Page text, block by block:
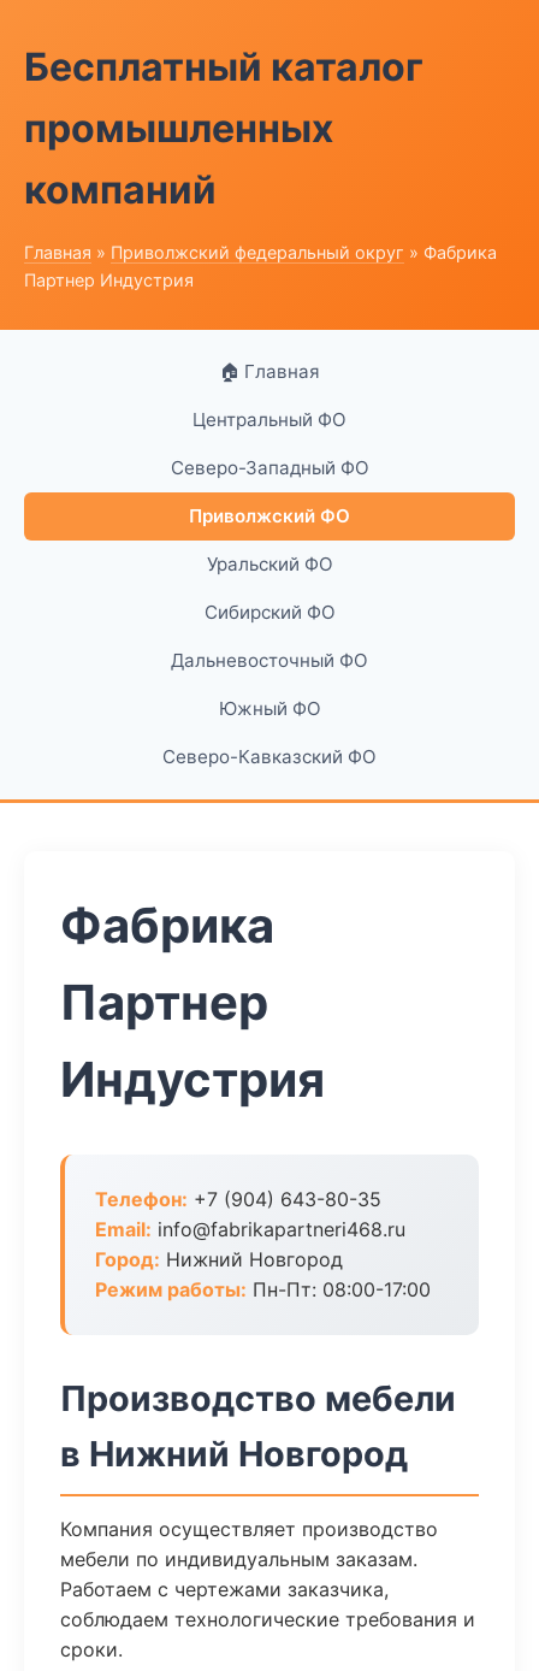
Бесплатный каталог
промышленных
компаний
Главная » Приволжский федеральный округ » Фабрика
Партнер Индустрия
🏠 Главная
Центральный ФО
Северо-Западный ФО
Приволжский ФО
Уральский ФО
Сибирский ФО
Дальневосточный ФО
Южный ФО
Северо-Кавказский ФО
Фабрика
Партнер
Индустрия
Телефон: +7 (904) 643-80-35
Email: info@fabrikapartneri468.ru
Город: Нижний Новгород
Режим работы: Пн-Пт: 08:00-17:00
Производство мебели
в Нижний Новгород
Компания осуществляет производство
мебели по индивидуальным заказам.
Работаем с чертежами заказчика,
соблюдаем технологические требования и
сроки.